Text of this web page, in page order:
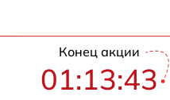
Конец акции
01:13:42